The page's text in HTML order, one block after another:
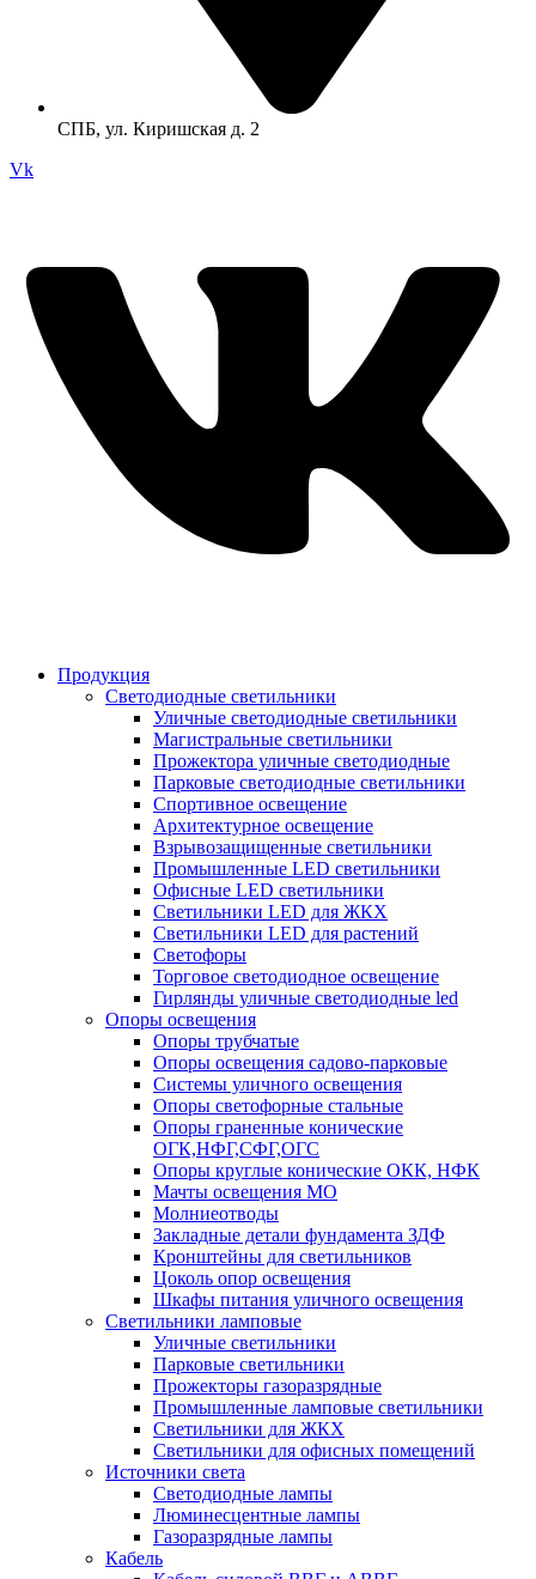
СПБ, ул. Киришская д. 2
Vk
Продукция
Светодиодные светильники
Уличные светодиодные светильники
Магистральные светильники
Прожектора уличные светодиодные
Парковые светодиодные светильники
Спортивное освещение
Архитектурное освещение
Взрывозащищенные светильники
Промышленные LED светильники
Офисные LED светильники
Cветильники LED для ЖКХ
Светильники LED для растений
Светофоры
Торговое светодиодное освещение
Гирлянды уличные светодиодные led
Опоры освещения
Опоры трубчатые
Опоры освещения садово-парковые
Системы уличного освещения
Опоры светофорные стальные
Опоры граненные конические
ОГК,НФГ,СФГ,ОГС
Опоры круглые конические ОКК, НФК
Мачты освещения МО
Молниеотводы
Закладные детали фундамента ЗДФ
Кронштейны для светильников
Цоколь опор освещения
Шкафы питания уличного освещения
Светильники ламповые
Уличные светильники
Парковые светильники
Прожекторы газоразрядные
Промышленные ламповые светильники
Светильники для ЖКХ
Светильники для офисных помещений
Источники света
Светодиодные лампы
Люминесцентные лампы
Газоразрядные лампы
Кабель